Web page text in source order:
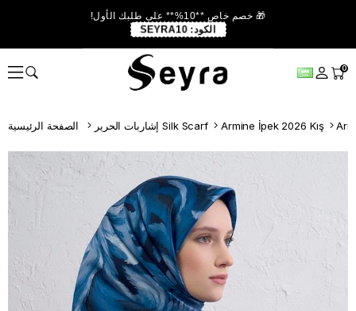
🎁 خصم خاص **10%** على طلبك الأول!
الكود: SEYRA10
0
إشاربات الحرير Silk Scarf Armine İpek 2026 Kış